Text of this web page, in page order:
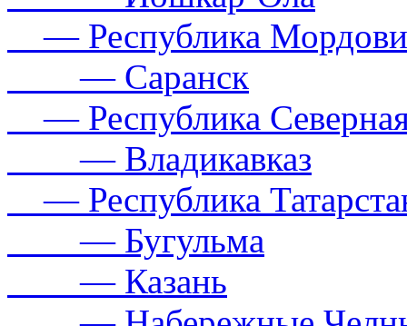
— Республика
— Саранск
— Республика
— Владикавказ
— Республика
— Бугульма
— Казань